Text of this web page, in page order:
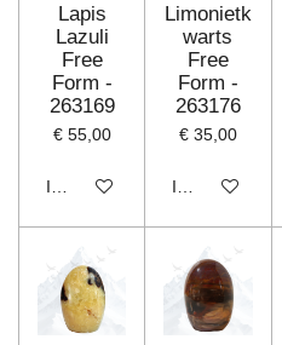
Lapis
Lazuli
Free
Form -
263169
€ 55,00
In winkelwagen
Limonietk
warts
Free
Form -
263176
€ 35,00
In winkelwagen